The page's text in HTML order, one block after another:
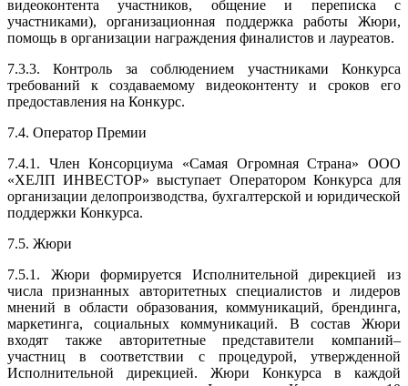
видеоконтента участников, общение и переписка с
участниками), организационная поддержка работы Жюри,
помощь в организации награждения финалистов и лауреатов.
7.3.3. Контроль за соблюдением участниками Конкурса
требований к создаваемому видеоконтенту и сроков его
предоставления на Конкурс.
7.4. Оператор Премии
7.4.1. Член Консорциума «Самая Огромная Страна» ООО
«ХЕЛП ИНВЕСТОР» выступает Оператором Конкурса для
организации делопроизводства, бухгалтерской и юридической
поддержки Конкурса.
7.5. Жюри
7.5.1. Жюри формируется Исполнительной дирекцией из
числа признанных авторитетных специалистов и лидеров
мнений в области образования, коммуникаций, брендинга,
маркетинга, социальных коммуникаций. В состав Жюри
входят также авторитетные представители компаний–
участниц в соответствии с процедурой, утвержденной
Исполнительной дирекцией. Жюри Конкурса в каждой